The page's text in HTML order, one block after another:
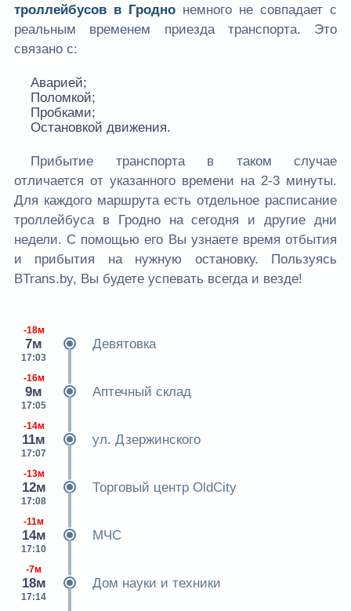
троллейбусов в Гродно немного не совпадает с
реальным временем приезда транспорта. Это
связано с:
Аварией;
Поломкой;
Пробками;
Остановкой движения.
Прибытие транспорта в таком случае
отличается от указанного времени на 2-3 минуты.
Для каждого маршрута есть отдельное расписание
троллейбуса в Гродно на сегодня и другие дни
недели. С помощью его Вы узнаете время отбытия
и прибытия на нужную остановку. Пользуясь
BTrans.by, Вы будете успевать всегда и везде!
-18м
7м
17:03
Девятовка
-16м
9м
17:05
Аптечный склад
-14м
11м
17:07
ул. Дзержинского
-13м
12м
17:08
Торговый центр OldCity
-11м
14м
17:10
МЧС
-7м
18м
17:14
Дом науки и техники